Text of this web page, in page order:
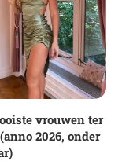
vrouwen ter
2026, onder